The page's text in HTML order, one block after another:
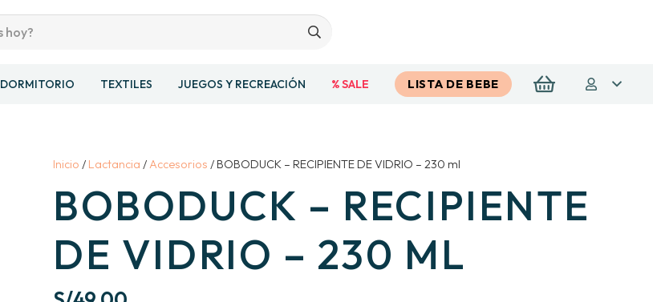
DORMITORIO TEXTILES JUEGOS Y RECREACIÓN % SALE LISTA DE BEBE
Inicio / Lactancia /Accesorios / BOBODUCK – RECIPIENTE DE VIDRIO – 230 ml
BOBODUCK – RECIPIENTE
DE VIDRIO – 230 ML